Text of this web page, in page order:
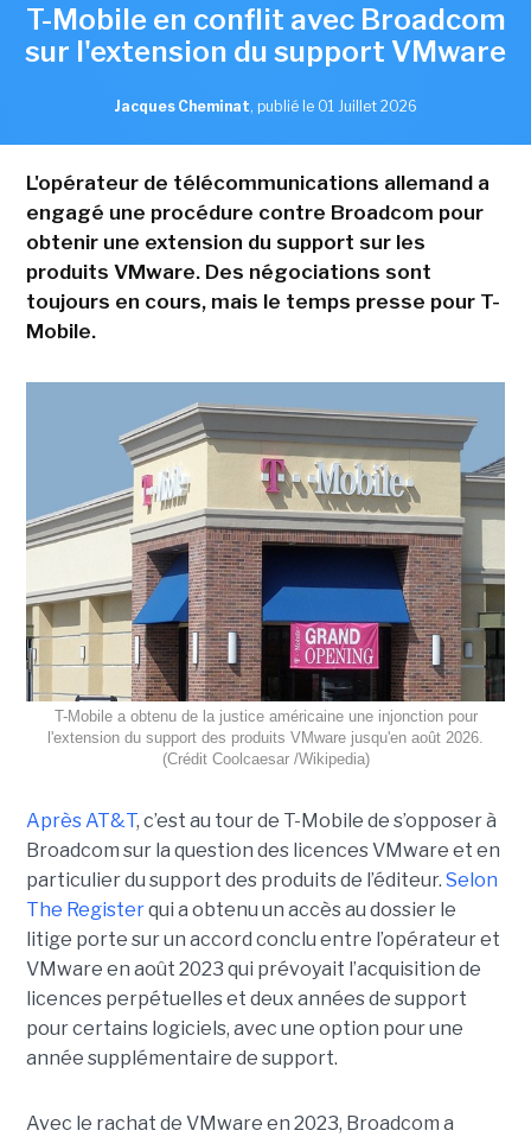
T-Mobile en conflit avec Broadcom
sur l'extension du support VMware
Jacques Cheminat, publié le 01 Juillet 2026
L'opérateur de télécommunications allemand a
engagé une procédure contre Broadcom pour
obtenir une extension du support sur les
produits VMware. Des négociations sont
toujours en cours, mais le temps presse pour T-
Mobile.
T-Mobile a obtenu de la justice américaine une injonction pour
l'extension du support des produits VMware jusqu'en août 2026.
(Crédit Coolcaesar /Wikipedia)
Après AT&T, c’est au tour de T-Mobile de s’opposer à
Broadcom sur la question des licences VMware et en
particulier du support des produits de l’éditeur. Selon
The Registerqui a obtenu un accès au dossier le
litige porte sur un accord conclu entre l’opérateur et
VMware en août 2023 qui prévoyait l’acquisition de
licences perpétuelles et deux années de support
pour certains logiciels, avec une option pour une
année supplémentaire de support.
Avec le rachat de VMware en 2023, Broadcom a